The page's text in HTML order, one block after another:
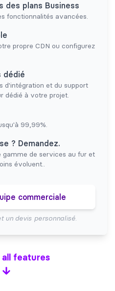
des plans Business
fonctionnalités avancées.
propre CDN ou configurez
dédié
d'intégration et du support
dédié à votre projet.
99,99%.
? Demandez.
gamme de services au fur et
évoluent..
commerciale
un devis personnalisé.
all features